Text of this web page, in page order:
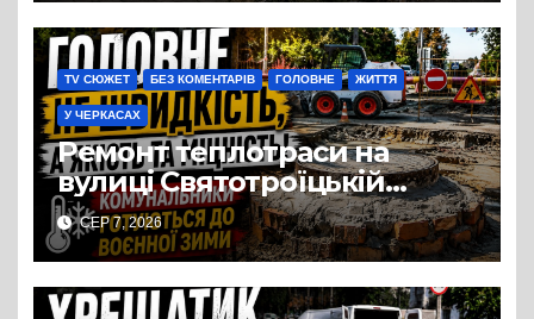
TV СЮЖЕТ БЕЗ КОМЕНТАРІВ ГОЛОВНЕ ЖИТТЯ
У ЧЕРКАСАХ
Ремонт теплотраси на
вулиці Святотроїцькій
затягнувся порівняно із
запланованими термінами.
Вулицю досі не відкрили
для руху
СЕР 7, 2026